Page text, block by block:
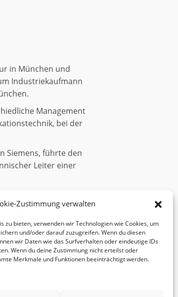
Zustimmung verwalten
zu bieten, verwenden wir Technologien wie Cookies, um
und/oder darauf zuzugreifen. Wenn du diesen
wir Daten wie das Surfverhalten oder eindeutige IDs
Wenn du deine Zustimmung nicht erteilst oder
Merkmale und Funktionen beeinträchtigt werden.
in München und
Industriekaufmann
Management
bei der
Siemens, führte den
Leiter einer
Führungskraft in
sind, ein.
und ist Mitglied in
zurück